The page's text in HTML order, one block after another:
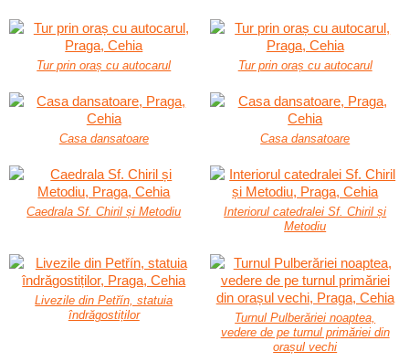
Tur prin oraș cu autocarul Tur prin oraș cu autocarul
Casa dansatoare Casa dansatoare
Caedrala Sf. Chiril și Metodiu
Interiorul catedralei Sf. Chiril și
Metodiu
Livezile din Petřín, statuia
îndrăgostiților
Turnul Pulberăriei noaptea,
vedere de pe turnul primăriei din
orașul vechi